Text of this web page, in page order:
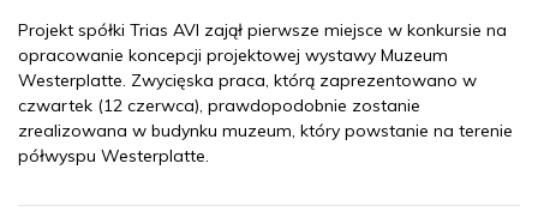
Projekt spółki Trias AVI zajął pierwsze miejsce w konkursie na
opracowanie koncepcji projektowej wystawy Muzeum
Westerplatte. Zwycięska praca, którą zaprezentowano w
czwartek (12 czerwca), prawdopodobnie zostanie
zrealizowana w budynku muzeum, który powstanie na terenie
półwyspu Westerplatte.